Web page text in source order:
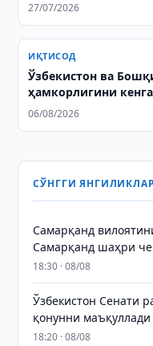
27/07/2026
ИҚТИСОД
Ўзбекистон ва
ҳамкорлигини
06/08/2026
СЎНГГИ ЯНГИЛИКЛАР
Самарқанд
Самарқанд шаҳри
18:30 · 08/08
Ўзбекистон Сенати
қонунни маъқуллади
18:20 · 08/08